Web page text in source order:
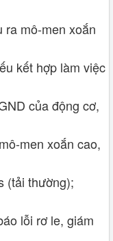
ra mô-men xoắn
kết hợp làm việc
của động cơ,
men xoắn cao,
(tải thường);
lỗi rơ le, giám